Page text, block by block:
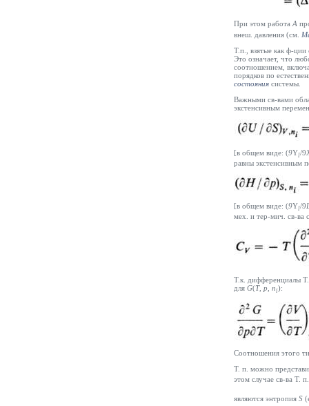
При этом работа А
внеш. давления (см.
Т.п., взятые как ф-
Это означает, что
соотношением,
порядков по
состояния системы.
Важными св-вами
экстенсивным
[в общем виде: (9Yl/9
равны экстенсивным
[в общем виде: (9Yl/9
мех. и тер-мич. св-ва
Т.к. дифференциалы
для G(T, p, ni):
Соотношения этого
Т. п. можно
этом случае св-ва Т.
являются энтропия S